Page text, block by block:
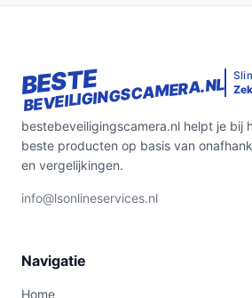
BESTE
BEVEILIGINGSCAMERA.NL
bestebeveiligingscamera.nl helpt je bij
beste producten op basis van
en vergelijkingen.
info@lsonlineservices.nl
Navigatie
Home